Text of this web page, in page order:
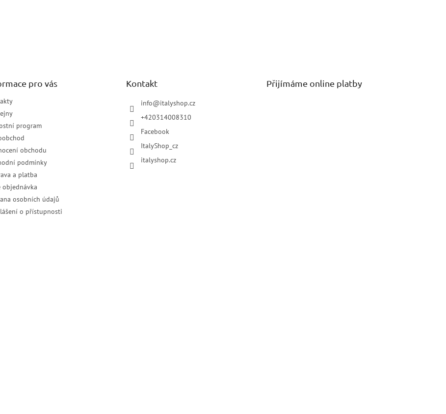
pro vás
program
obchodu
podmínky
a platba
objednávka
osobních údajů
o přístupnosti
Kontakt
info@italyshop.cz
+420314008310
Facebook
ItalyShop_cz
italyshop.cz
Přijímáme online platby